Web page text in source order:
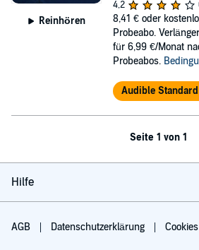
Reinhören
4,2
8,41 € oder
Probeabo.
für 6,99 €/Monat
Probeabos.
Audible
Seite 1 von 1
Hilfe
AGB Datenschutzerklärung Cookies